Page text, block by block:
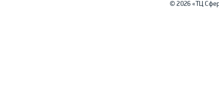
© 2026 «ТЦ